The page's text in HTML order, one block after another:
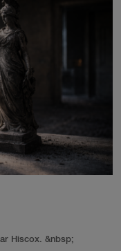
Hiscox. &nbsp;